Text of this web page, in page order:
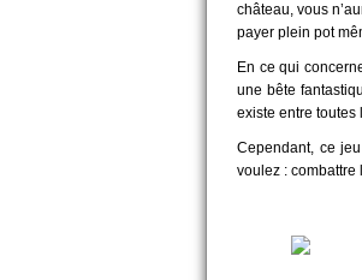
château, vous
payer plein pot
En ce qui
une bête
existe entre toutes
Cependant, ce
voulez : combattre